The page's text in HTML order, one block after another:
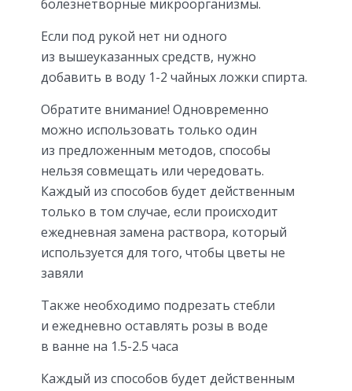
болезнетворные микроорганизмы.
Если под рукой нет ни одного
из вышеуказанных средств, нужно
добавить в воду 1-2 чайных ложки спирта.
Обратите внимание! Одновременно
можно использовать только один
из предложенным методов, способы
нельзя совмещать или чередовать.
Каждый из способов будет действенным
только в том случае, если происходит
ежедневная замена раствора, который
используется для того, чтобы цветы не
завяли
Также необходимо подрезать стебли
и ежедневно оставлять розы в воде
в ванне на 1.5-2.5 часа
Каждый из способов будет действенным